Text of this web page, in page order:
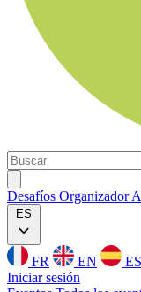
Buscar
Desafíos Organizador
ES
FR EN
ES
Iniciar sesión